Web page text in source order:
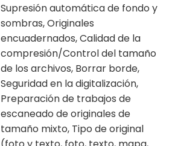
Supresión automática de fondo y
sombras, Originales
encuadernados, Calidad de la
compresión/Control del tamaño
de los archivos, Borrar borde,
Seguridad en la digitalización,
Preparación de trabajos de
escaneado de originales de
tamaño mixto, Tipo de original